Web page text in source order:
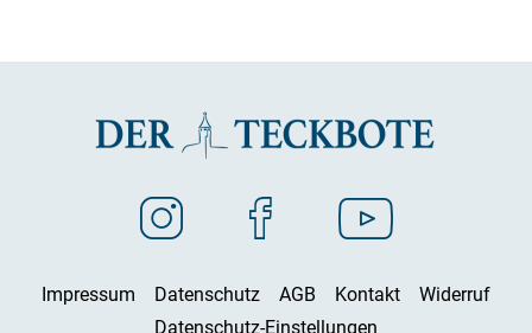
Impressum Datenschutz AGB Kontakt
Widerruf
Datenschutz-Einstellungen